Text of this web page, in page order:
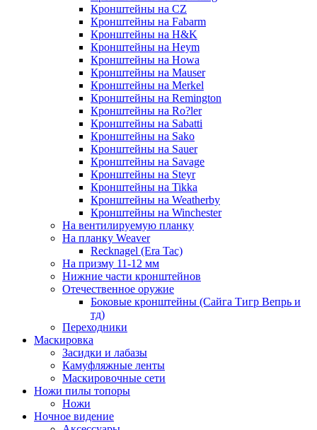
Кронштейны на CZ
Кронштейны на Fabarm
Кронштейны на H&K
Кронштейны на Heym
Кронштейны на Howa
Кронштейны на Mauser
Кронштейны на Merkel
Кронштейны на Remington
Кронштейны на Ro?ler
Кронштейны на Sabatti
Кронштейны на Sako
Кронштейны на Sauer
Кронштейны на Savage
Кронштейны на Steyr
Кронштейны на Tikka
Кронштейны на Weatherby
Кронштейны на Winchester
На вентилируемую планку
На планку Weaver
Recknagel (Era Tac)
На призму 11-12 мм
Нижние части кронштейнов
Отечественное оружие
Боковые кронштейны (Сайга Тигр Вепрь и
тд)
Переходники
Маскировка
Засидки и лабазы
Камуфляжные ленты
Маскировочные сети
Ножи пилы топоры
Ножи
Ночное видение